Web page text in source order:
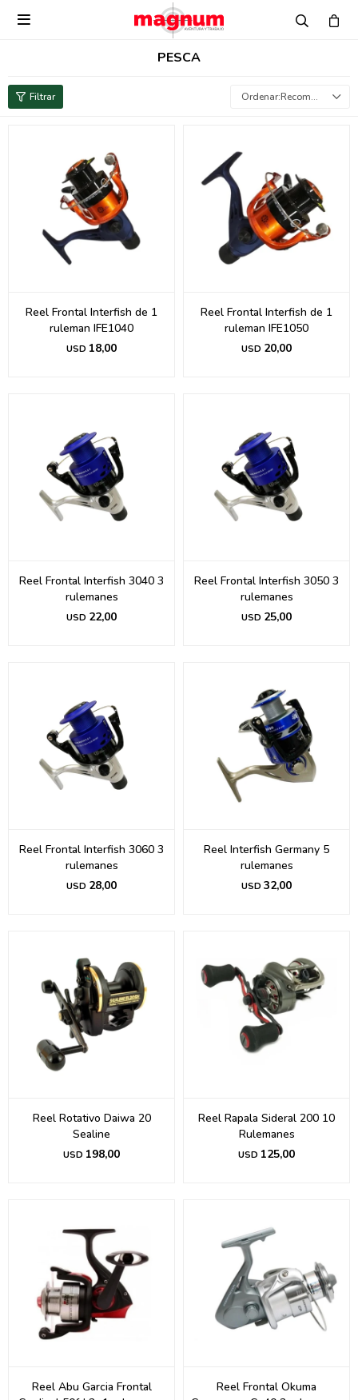

PESCA
Recomendados
Reel Frontal Interfish de 1
ruleman IFE1040
USD 18,00
Reel Frontal Interfish de 1
ruleman IFE1050
USD 20,00
Reel Frontal Interfish 3040 3
rulemanes
USD 22,00
Reel Frontal Interfish 3050 3
rulemanes
USD 25,00
Reel Frontal Interfish 3060 3
rulemanes
USD 28,00
Reel Interfish Germany 5
rulemanes
USD 32,00
Reel Rotativo Daiwa 20
Sealine
USD 198,00
Reel Rapala Sideral 200 10
Rulemanes
USD 125,00
Reel Abu Garcia Frontal
Reel Frontal Okuma